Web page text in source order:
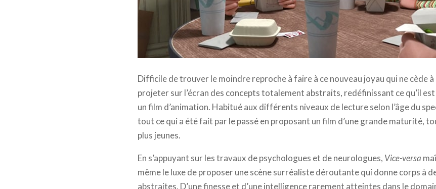
Difficile de trouver le moindre reproche à faire à ce nouveau joyau qui ne cède
projeter sur l’écran des concepts totalement abstraits, redéfinissant ce qu’il
un film d’animation. Habitué aux différents niveaux de lecture selon l’âge du
tout ce qui a été fait par le passé en proposant un film d’une grande maturité,
plus jeunes.
En s’appuyant sur les travaux de psychologues et de neurologues, Vice-versa
même le luxe de proposer une scène surréaliste déroutante qui donne corps à
abstraites. D’une finesse et d’une intelligence rarement atteintes dans le